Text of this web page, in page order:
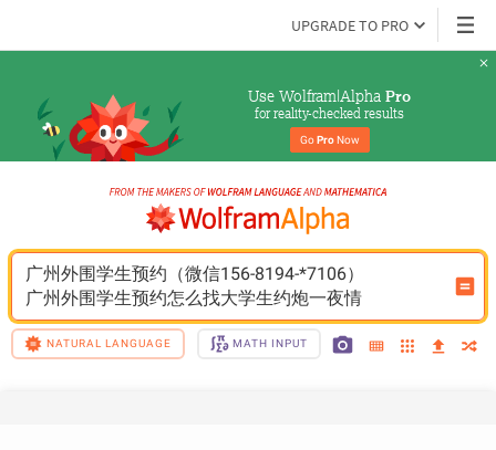
UPGRADE TO PRO
Use Wolfram|Alpha Pro
for reality-checked results
Go Pro Now
广州外围学生预约（微信156-8194-*7106）
广州外围学生预约怎么找大学生约炮一夜情
NATURAL LANGUAGE MATH INPUT